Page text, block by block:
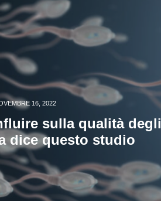
16, 2022
sulla qualità degli
dice questo studio